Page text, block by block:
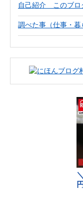
自己紹介 このブロ
調べた事（仕事・暮